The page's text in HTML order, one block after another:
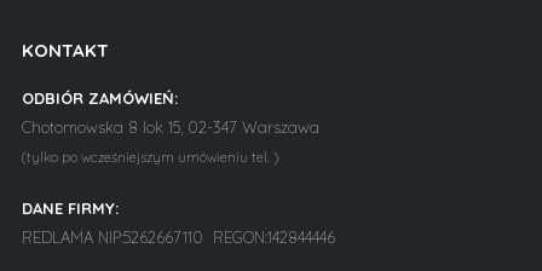
KONTAKT
ODBIÓR ZAMÓWIEŃ:
Chotomowska 8 lok 15, 02-347 Warszawa
(tylko po wcześniejszym umówieniu tel. )
DANE FIRMY:
REDLAMA NIP:5262667110 REGON:142844446